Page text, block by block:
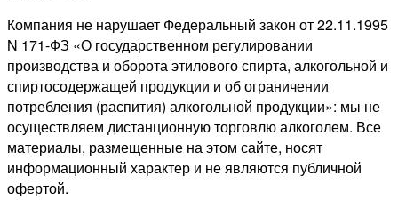
Компания не нарушает Федеральный закон от 22.11.1995
N 171-ФЗ «О государственном регулировании
производства и оборота этилового спирта, алкогольной и
спиртосодержащей продукции и об ограничении
потребления (распития) алкогольной продукции»: мы не
осуществляем дистанционную торговлю алкоголем. Все
материалы, размещенные на этом сайте, носят
информационный характер и не являются публичной
офертой.